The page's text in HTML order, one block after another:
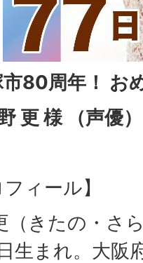
市80周年！
更 様 （声優）
フィール】
（きたの・さ
生まれ。大阪